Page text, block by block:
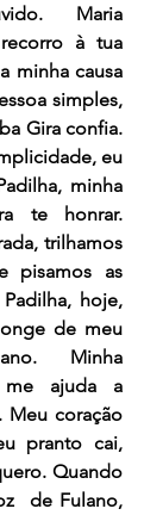
Maria
à tua
minha causa
simples,
Gira confia.
eu
minha
te honrar.
trilhamos
pisamos as
hoje,
de meu
Minha
me ajuda a
Meu coração
pranto cai,
Quando
de Fulano,